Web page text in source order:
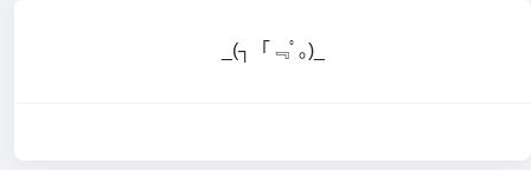
_(┐「﹃ﾟ｡)_